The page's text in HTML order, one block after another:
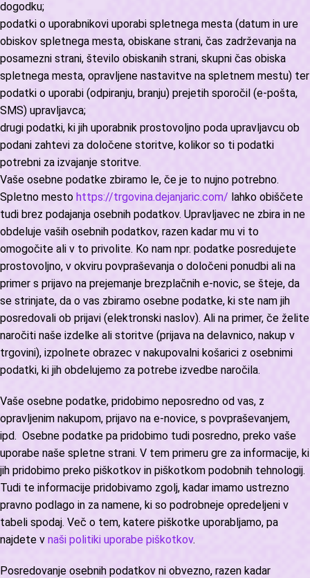
dogodku;
podatki o uporabnikovi uporabi spletnega mesta (datum in ure
obiskov spletnega mesta, obiskane strani, čas zadrževanja na
posamezni strani, število obiskanih strani, skupni čas obiska
spletnega mesta, opravljene nastavitve na spletnem mestu) ter
podatki o uporabi (odpiranju, branju) prejetih sporočil (e-pošta,
SMS) upravljavca;
drugi podatki, ki jih uporabnik prostovoljno poda upravljavcu ob
podani zahtevi za določene storitve, kolikor so ti podatki
potrebni za izvajanje storitve.
Vaše osebne podatke zbiramo le, če je to nujno potrebno.
Spletno mesto https://trgovina.dejanjaric.com/ lahko obiščete
tudi brez podajanja osebnih podatkov. Upravljavec ne zbira in ne
obdeluje vaših osebnih podatkov, razen kadar mu vi to
omogočite ali v to privolite. Ko nam npr. podatke posredujete
prostovoljno, v okviru povpraševanja o določeni ponudbi ali na
primer s prijavo na prejemanje brezplačnih e-novic, se šteje, da
se strinjate, da o vas zbiramo osebne podatke, ki ste nam jih
posredovali ob prijavi (elektronski naslov). Ali na primer, če želite
naročiti naše izdelke ali storitve (prijava na delavnico, nakup v
trgovini), izpolnete obrazec v nakupovalni košarici z osebnimi
podatki, ki jih obdelujemo za potrebe izvedbe naročila.
Vaše osebne podatke, pridobimo neposredno od vas, z
opravljenim nakupom, prijavo na e-novice, s povpraševanjem,
ipd. Osebne podatke pa pridobimo tudi posredno, preko vaše
uporabe naše spletne strani. V tem primeru gre za informacije, ki
jih pridobimo preko piškotkov in piškotkom podobnih tehnologij.
Tudi te informacije pridobivamo zgolj, kadar imamo ustrezno
pravno podlago in za namene, ki so podrobneje opredeljeni v
tabeli spodaj. Več o tem, katere piškotke uporabljamo, pa
najdete v naši politiki uporabe piškotkov.
Posredovanje osebnih podatkov ni obvezno, razen kadar